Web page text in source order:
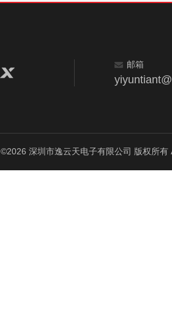
邮箱
©2026 深圳市逸云天电子有限公司 版权所有